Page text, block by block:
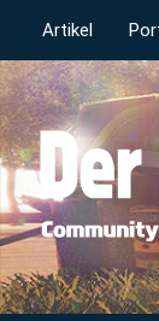
Artikel